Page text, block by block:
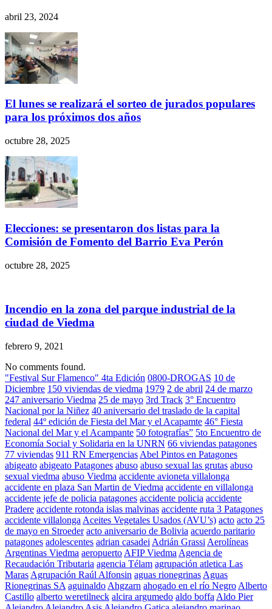
abril 23, 2024
El lunes se realizará el sorteo de jurados populares
para los próximos dos años
octubre 28, 2025
Elecciones: se presentaron dos listas para la
Comisión de Fomento del Barrio Eva Perón
octubre 28, 2025
Incendio en la zona del parque industrial de la
ciudad de Viedma
febrero 9, 2021
No comments found.
"Festival Sur Flamenco" 4ta Edición 0800-DROGAS 10 de
Diciembre 150 viviendas de viedma 1979 2 de abril 24 de marzo
247 aniversario Viedma 25 de mayo 3rd Track 3° Encuentro
Nacional por la Niñez 40 aniversario del traslado de la capital
federal 44º edición de Fiesta del Mar y el Acapamte 46° Fiesta
Nacional del Mar y el Acampante 50 fotografías” 5to Encuentro de
Economía Social y Solidaria en la UNRN 66 viviendas patagones
77 viviendas 911 RN Emergencias Abel Pintos en Patagones
abigeato abigeato Patagones abuso abuso sexual las grutas abuso
sexual viedma abuso Viedma accidente avioneta villalonga
accidente en plaza San Martin de Viedma accidente en villalonga
accidente jefe de policia patagones accidente policia accidente
Pradere accidente rotonda islas malvinas accidente ruta 3 Patagones
accidente villalonga Aceites Vegetales Usados (AVU’s) acto acto 25
de mayo en Stroeder acto aniversario de Bolivia acuerdo paritario
patagones adolescentes adrian casadei Adrián Grassi Aerolíneas
Argentinas Viedma aeropuerto AFIP Viedma Agencia de
Recaudación Tributaria agencia Télam agrupación atletica Las
Maras Agrupación Raúl Alfonsin aguas rionegrinas Aguas
Rionegrinas SA aguinaldo Ahgzarn ahogado en el río Negro Alberto
Castillo alberto weretilneck alcira argumedo aldo boffa Aldo Pier